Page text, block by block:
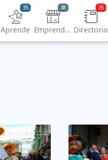
Aprende
35
Emprendedores
38
Directorio
35